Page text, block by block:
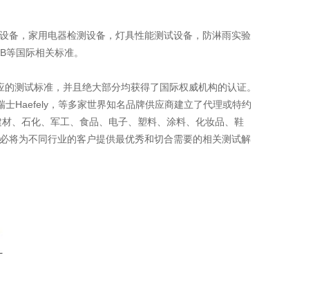
，家用电器检测设备，灯具性能测试设备，防淋雨实验
国际相关标准。
试标准，并且绝大部分均获得了国际权威机构的认证。
Haefely，等多家世界知名品牌供应商建立了代理或特约
、石化、军工、食品、电子、塑料、涂料、化妆品、鞋
将为不同行业的客户提供最优秀和切合需要的相关测试解